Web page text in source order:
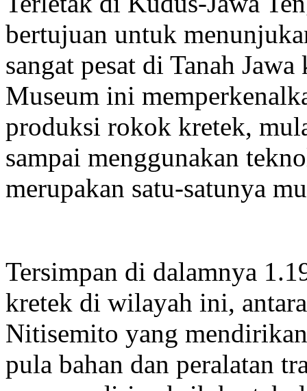
bertujuan untuk
sangat pesat di Tanah
Museum ini
produksi rokok kretek,
sampai menggunakan
merupakan satu-satunya
Tersimpan di dalamnya
kretek di wilayah ini,
Nitisemito yang
pula bahan dan peralatan